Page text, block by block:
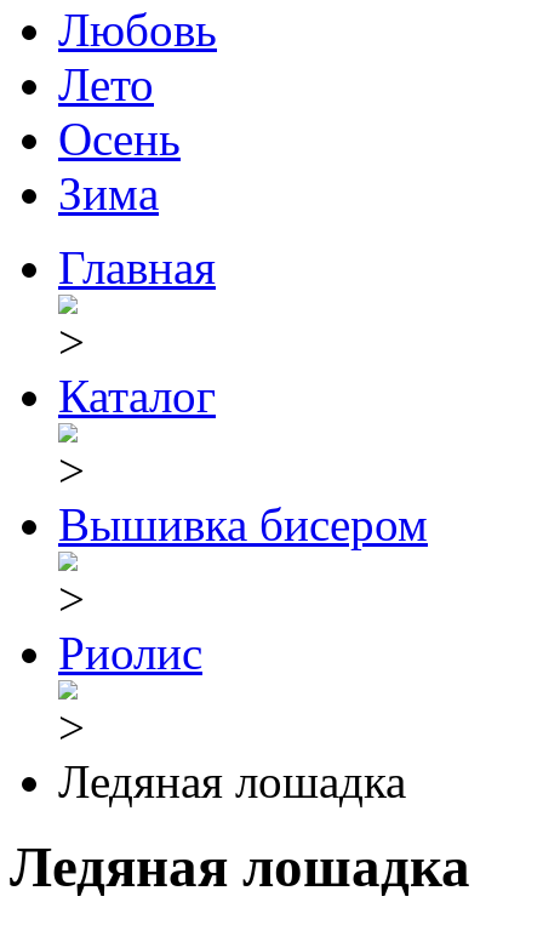
Любовь
Лето
Осень
Зима
Главная
Каталог
Вышивка бисером
Риолис
Ледяная лошадка
Ледяная лошадка